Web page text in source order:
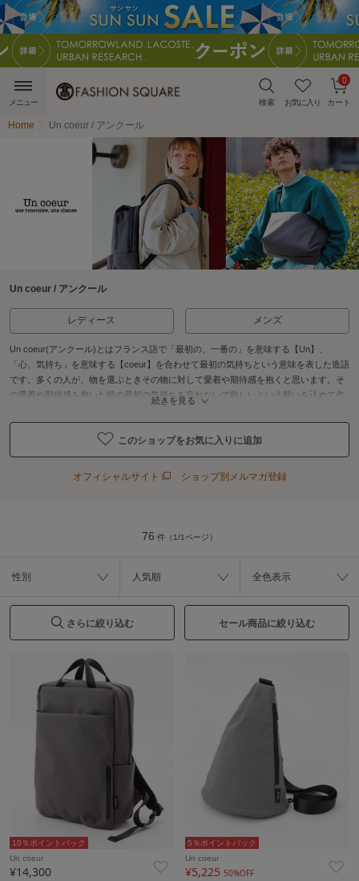
検索 お気に入り カート
0
メニュー
Home Un coeur / アンクール
Un coeur / アンクール
レディース メンズ
Un coeur(アンクール)とはフランス語で「最初の、一番の」を意味する【Un】、
「心、気持ち」を意味する【coeur】を合わせて最初の気持ちという意味を表した造語
です。多くの人が、物を選ぶときその物に対して愛着や期待感を抱くと思います。そ
の愛着や期待感を抱いた時の最初の気持ちを忘れないで欲しいという願いを込めて作
流行を取り入れ、いつ持っていても新しさを感じさせる物造りそして機能性・使いや
すさにもこだわり少しでも長く使っていただけるＢＡＧになれることを目指していま
す。
続きを見る
このショップをお気に入りに追加
オフィシャルサイト ショップ別メルマガ登録
76 件（1/1ページ）
性別 人気順 全色表示
さらに絞り込む セール商品に絞り込む
10％ポイントバック
Un coeur
¥14,300
5％ポイントバック
Un coeur
¥5,22550%OFF